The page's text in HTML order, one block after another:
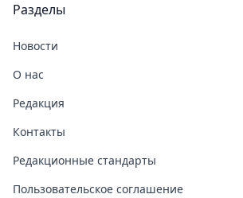
Разделы
Новости
О нас
Редакция
Контакты
Редакционные стандарты
Пользовательское соглашение